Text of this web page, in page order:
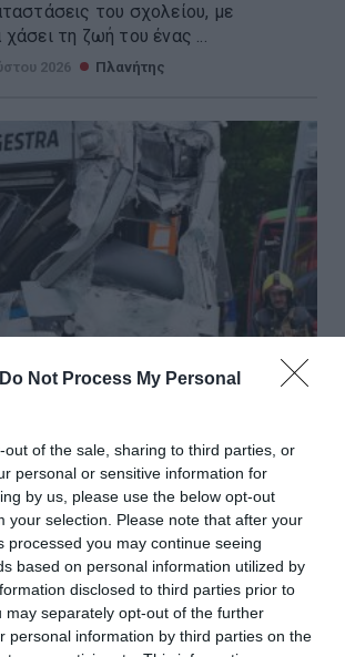
Do Not Process My Personal
out of the sale, sharing to third parties, or
personal or sensitive information for
by us, please use the below opt-out
your selection. Please note that after your
processed you may continue seeing
based on personal information utilized by
disclosed to third parties prior to
may separately opt-out of the further
personal information by third parties on the
του σχολείου, με
τη ζωή του ένας ...
2026 Πλανήτης
Σύγκρουση δύο τραμ
– Τουλάχιστον
το απόγευμα της Πέμπτης στο
της Βόρειας Ρηνανίας-Βεστφαλίας
επιχείρηση των υπηρεσιών